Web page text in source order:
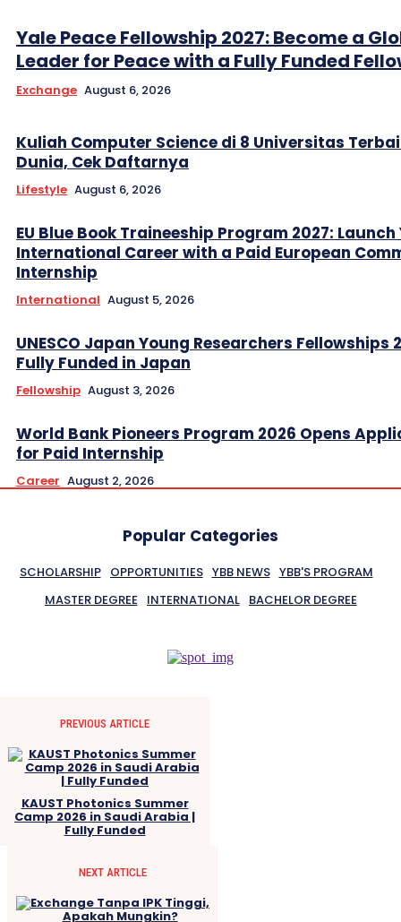
Yale Peace Fellowship 2027: Become a
Leader for Peace with a Fully Funded
Exchange August 6, 2026
Kuliah Computer Science di 8 Universitas
Dunia, Cek Daftarnya
Lifestyle August 6, 2026
EU Blue Book Traineeship Program 2027: Launch
International Career with a Paid European
Internship
International August 5, 2026
UNESCO Japan Young Researchers Fellowships
Fully Funded in Japan
Fellowship August 3, 2026
World Bank Pioneers Program 2026 Opens
for Paid Internship
Career August 2, 2026
Popular Categories
SCHOLARSHIP OPPORTUNITIES YBB NEWS YBB'S PROGRAM
MASTER DEGREE
INTERNATIONAL BACHELOR DEGREE
PREVIOUS ARTICLE
KAUST Photonics Summer
Camp 2026 in Saudi Arabia |
Fully Funded
NEXT ARTICLE